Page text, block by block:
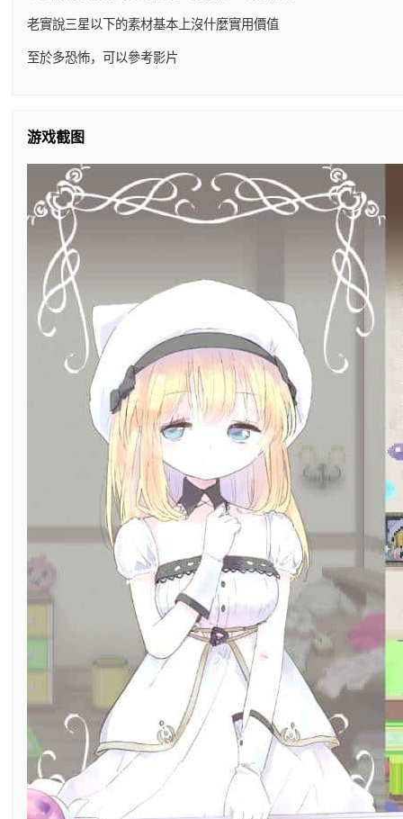
老實說三星以下的素材基本上沒什麼實用價值
至於多恐怖，可以參考影片
游戏截图